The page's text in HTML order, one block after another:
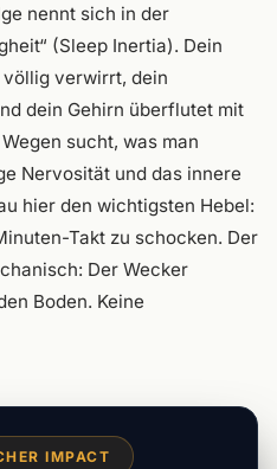
nennt sich in der
(Sleep Inertia). Dein
verwirrt, dein
dein Gehirn überflutet mit
sucht, was man
Nervosität und das innere
hier den wichtigsten Hebel:
Takt zu schocken. Der
Der Wecker
Boden. Keine
IMPACT